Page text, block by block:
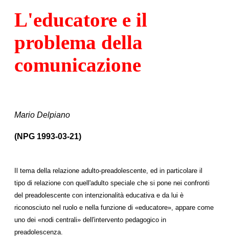
L'educatore e il
problema della
comunicazione
Mario Delpiano
(NPG 1993-03-21)
Il tema della relazione adulto-preadolescente, ed in particolare il
tipo di relazione con quell'adulto speciale che si pone nei confronti
del preadolescente con intenzionalità educativa e da lui è
riconosciuto nel ruolo e nella funzione di «educatore», appare come
uno dei «nodi centrali» dell'intervento pedagogico in
preadolescenza.